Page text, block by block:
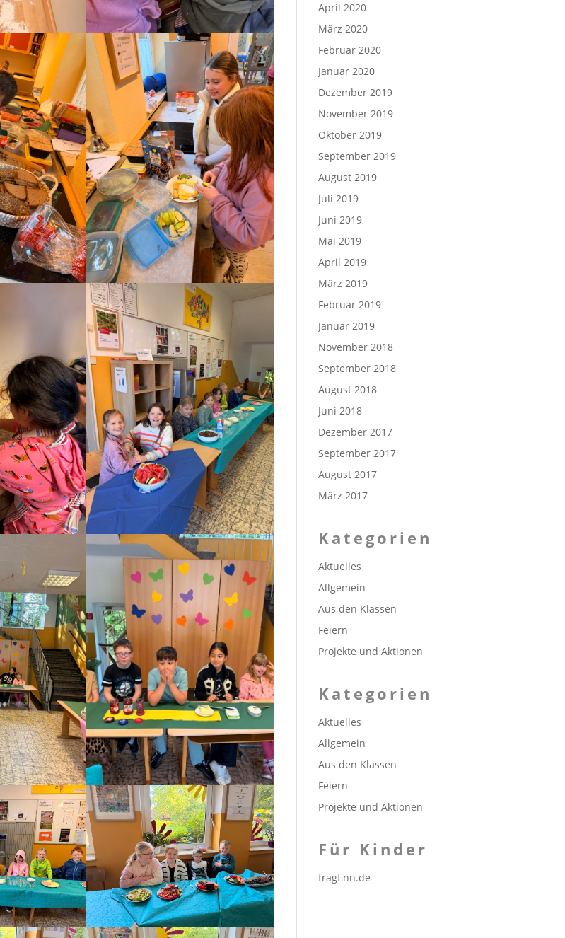
April 2020
März 2020
Februar 2020
Januar 2020
Dezember 2019
November 2019
Oktober 2019
September 2019
August 2019
Juli 2019
Juni 2019
Mai 2019
April 2019
März 2019
Februar 2019
Januar 2019
November 2018
September 2018
August 2018
Juni 2018
Dezember 2017
September 2017
August 2017
März 2017
Kategorien
Aktuelles
Allgemein
Aus den Klassen
Feiern
Projekte und Aktionen
Kategorien
Aktuelles
Allgemein
Aus den Klassen
Feiern
Projekte und Aktionen
Für Kinder
fragfinn.de